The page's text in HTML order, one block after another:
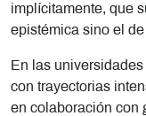
implícitamente, que
epistémica sino el
En las
con trayectorias
en colaboración con